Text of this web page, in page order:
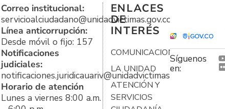
Correo institucional:
servicioalciudadano@unidadvictimas.gov.co
Línea anticorrupción:
Desde móvil o fijo: 157
Notificaciones
judiciales:
notificaciones.juridicauariv@unidadvictimas.gov.co
Horario de atención
Lunes a viernes 8:00 a.m.
ENLACES
DE
INTERÉS
COMUNICACIONES
LA UNIDAD
ATENCIÓN Y
SERVICIOS
Síguenos
en: